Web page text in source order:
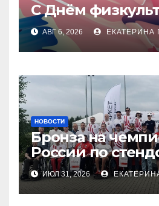
С Днём
АВГ 6, 2026 ЕКАТЕРИНА
НОВОСТИ
Бронза на
России по
стрельбе
ИЮЛ 31, 2026